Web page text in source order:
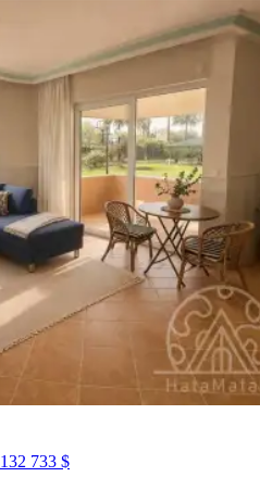
132 733 $